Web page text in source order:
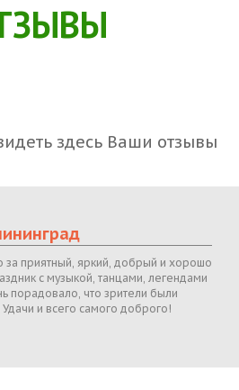
здесь Ваши отзывы
за приятный, яркий, добрый и хорошо
с музыкой, танцами, легендами
порадовало, что зрители были
и всего самого доброго!